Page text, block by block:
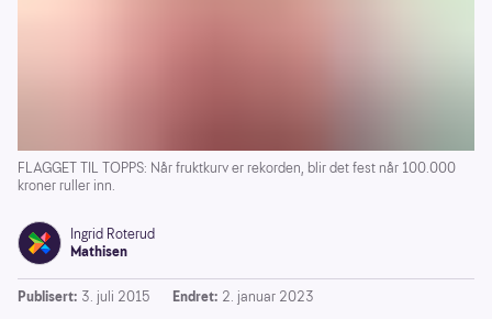
FLAGGET TIL TOPPS: Når fruktkurv er rekorden, blir det fest når 100.000
kroner ruller inn.
Ingrid Roterud
Mathisen
Publisert: 3. juli 2015 Endret: 2. januar 2023